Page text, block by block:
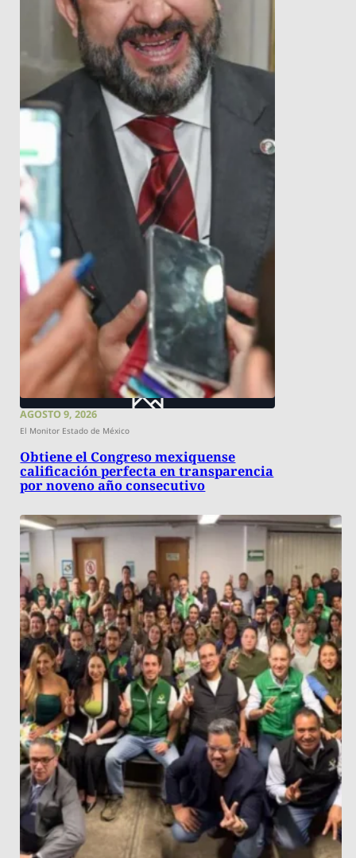
AGOSTO 9, 2026
El Monitor Estado de México
Obtiene el Congreso mexiquense
calificación perfecta en transparencia
por noveno año consecutivo